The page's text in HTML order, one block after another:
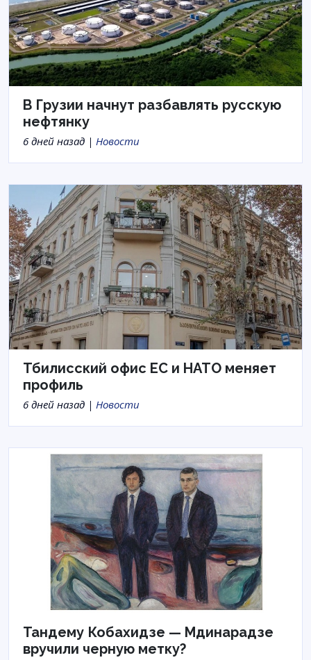
В Грузии начнут разбавлять русскую
нефтянку
6 дней назад | Новости
Тбилисский офис ЕС и НАТО меняет
профиль
6 дней назад | Новости
Тандему Кобахидзе — Мдинарадзе
вручили черную метку?